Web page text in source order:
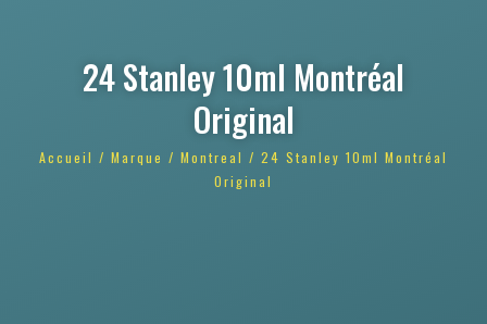
24 Stanley 10ml Montréal
Original
Accueil / Marque / Montreal / 24 Stanley 10ml Montréal
Original